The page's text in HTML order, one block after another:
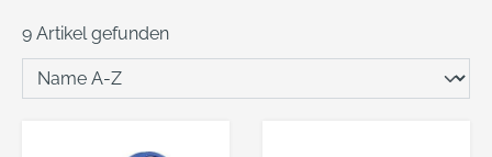
9 Artikel gefunden